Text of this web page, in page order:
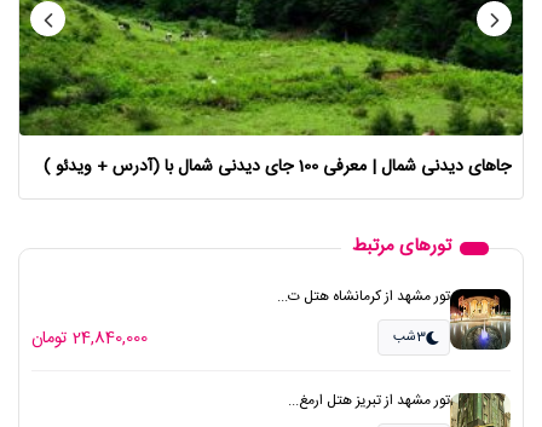
جاهای دیدنی شمال | معرفی 100 جای دیدنی شمال با (آدرس + ویدئو )
تورهای مرتبط
تور مشهد از کرمانشاه هتل ت...
3شب 24,840,000 تومان
تور مشهد از تبریز هتل ارمغ...